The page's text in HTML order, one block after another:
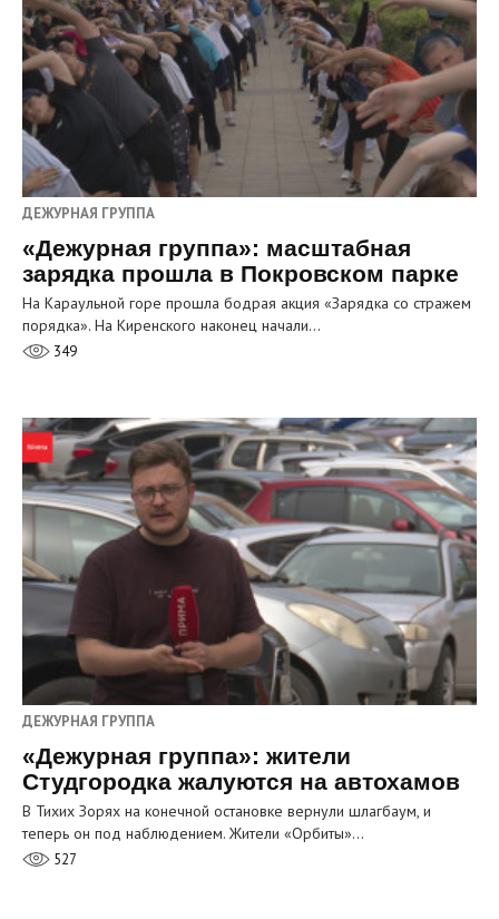
ДЕЖУРНАЯ ГРУППА
«Дежурная группа»: масштабная
зарядка прошла в Покровском парке
На Караульной горе прошла бодрая акция «Зарядка со стражем
порядка». На Киренского наконец начали…
349
ДЕЖУРНАЯ ГРУППА
«Дежурная группа»: жители
Студгородка жалуются на автохамов
В Тихих Зорях на конечной остановке вернули шлагбаум, и
теперь он под наблюдением. Жители «Орбиты»…
527